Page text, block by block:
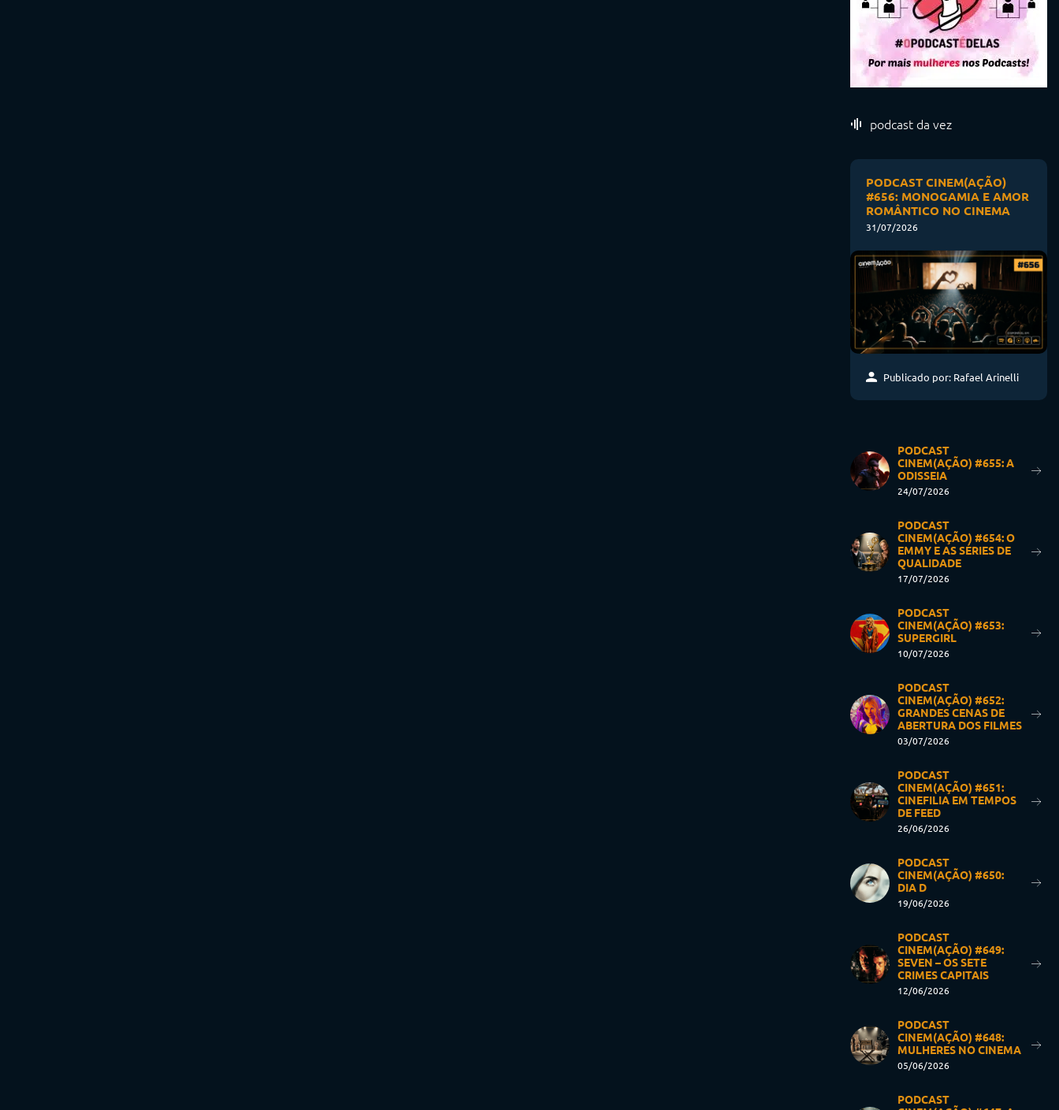
podcast da vez
PODCAST CINEM(AÇÃO)
#656: MONOGAMIA E AMOR
ROMÂNTICO NO CINEMA
31/07/2026
Publicado por: Rafael Arinelli
PODCAST
CINEM(AÇÃO) #655: A
ODISSEIA
24/07/2026
PODCAST
CINEM(AÇÃO) #654: O
EMMY E AS SÉRIES DE
QUALIDADE
17/07/2026
PODCAST
CINEM(AÇÃO) #653:
SUPERGIRL
10/07/2026
PODCAST
CINEM(AÇÃO) #652:
GRANDES CENAS DE
ABERTURA DOS FILMES
03/07/2026
PODCAST
CINEM(AÇÃO) #651:
CINEFILIA EM TEMPOS
DE FEED
26/06/2026
PODCAST
CINEM(AÇÃO) #650:
DIA D
19/06/2026
PODCAST
CINEM(AÇÃO) #649:
SEVEN – OS SETE
CRIMES CAPITAIS
12/06/2026
PODCAST
CINEM(AÇÃO) #648:
MULHERES NO CINEMA
05/06/2026
PODCAST